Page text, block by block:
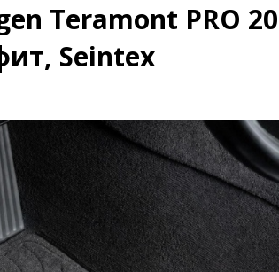
Teramont PRO
Seintex